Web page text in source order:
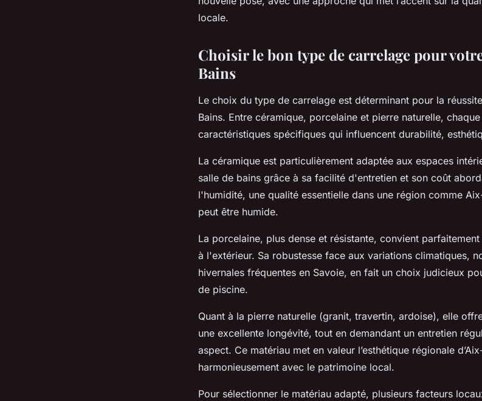
locale.
Choisir le bon type de carrelage pour
Bains
Le choix du type de carrelage est déterminant pour la
Bains. Entre céramique, porcelaine et pierre naturelle,
caractéristiques spécifiques qui influencent durabilité,
La céramique est particulièrement adaptée aux espaces
salle de bains grâce à sa facilité d'entretien et son coût
l'humidité, une qualité essentielle dans une région comme
peut être humide.
La porcelaine, plus dense et résistante, convient
à l'extérieur. Sa robustesse face aux variations climatiques,
hivernales fréquentes en Savoie, en fait un choix judicieux
de piscine.
Quant à la pierre naturelle (granit, travertin, ardoise), elle
une excellente longévité, tout en demandant un entretien
aspect. Ce matériau met en valeur l’esthétique régionale
harmonieusement avec le patrimoine local.
Pour sélectionner le matériau adapté, plusieurs facteurs